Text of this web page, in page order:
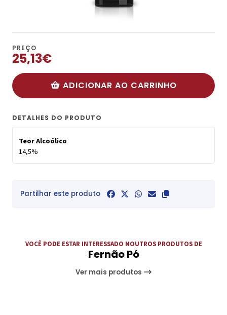
PREÇO
25,13€
ADICIONAR AO CARRINHO
DETALHES DO PRODUTO
Teor Alcoólico
14,5%
Partilhar este produto
VOCÊ PODE ESTAR INTERESSADO NOUTROS PRODUTOS DE
Fernão Pó
Ver mais produtos